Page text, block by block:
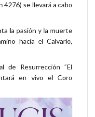
se llevará a cabo
la pasión y la muerte
hacia el Calvario,
de Resurrección “El
en vivo el Coro